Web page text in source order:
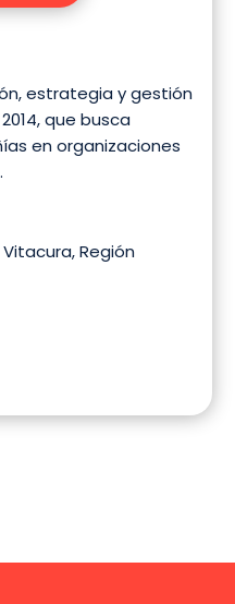
estrategia y gestión
que busca
en organizaciones
Región